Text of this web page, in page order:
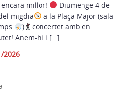
encara millor!
Diumenge 4 de
migdia
a la Plaça Major (sala
)
concertet amb en
Anem-hi i […]
2026